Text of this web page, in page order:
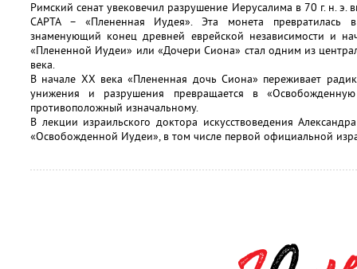
Римский сенат увековечил разрушение Иерусалима в 70 г. н. э.
CAPTA – «Плененная Иудея». Эта монета превратилась
знаменующий конец древней еврейской независимости и
«Плененной Иудеи» или «Дочери Сиона» стал одним из
века.
В начале XX века «Плененная дочь Сиона» переживает
унижения и разрушения превращается в
противоположный изначальному.
В лекции израильского доктора искусствоведения
«Освобожденной Иудеи», в том числе первой официальной